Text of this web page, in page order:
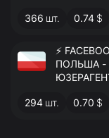
366 шт. 0.74 $
⚡️
ПОЛЬША -
294 шт. 0.70 $